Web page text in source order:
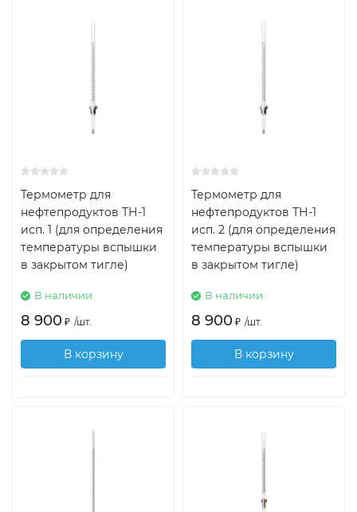
Термометр для
нефтепродуктов ТН-1
исп. 1 (для определения
температуры вспышки
в закрытом тигле)
В наличии
8 900 ₽ /шт.
В корзину
Термометр для
нефтепродуктов ТН-1
исп. 2 (для определения
температуры вспышки
в закрытом тигле)
В наличии
8 900 ₽ /шт.
В корзину